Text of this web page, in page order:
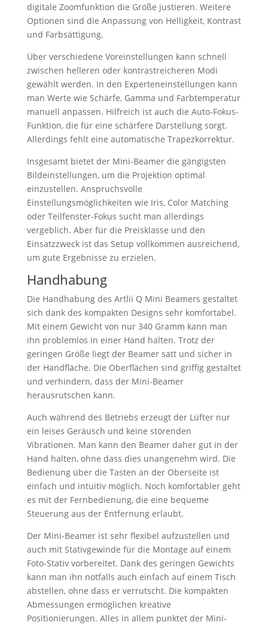
digitale Zoomfunktion die Größe justieren. Weitere
Optionen sind die Anpassung von Helligkeit, Kontrast
und Farbsättigung.
Über verschiedene Voreinstellungen kann schnell
zwischen helleren oder kontrastreicheren Modi
gewählt werden. In den Experteneinstellungen kann
man Werte wie Schärfe, Gamma und Farbtemperatur
manuell anpassen. Hilfreich ist auch die Auto-Fokus-
Funktion, die für eine schärfere Darstellung sorgt.
Allerdings fehlt eine automatische Trapezkorrektur.
Insgesamt bietet der Mini-Beamer die gängigsten
Bildeinstellungen, um die Projektion optimal
einzustellen. Anspruchsvolle
Einstellungsmöglichkeiten wie Iris, Color Matching
oder Teilfenster-Fokus sucht man allerdings
vergeblich. Aber für die Preisklasse und den
Einsatzzweck ist das Setup vollkommen ausreichend,
um gute Ergebnisse zu erzielen.
Handhabung
Die Handhabung des Artlii Q Mini Beamers gestaltet
sich dank des kompakten Designs sehr komfortabel.
Mit einem Gewicht von nur 340 Gramm kann man
ihn problemlos in einer Hand halten. Trotz der
geringen Größe liegt der Beamer satt und sicher in
der Handfläche. Die Oberflächen sind griffig gestaltet
und verhindern, dass der Mini-Beamer
herausrutschen kann.
Auch während des Betriebs erzeugt der Lüfter nur
ein leises Geräusch und keine störenden
Vibrationen. Man kann den Beamer daher gut in der
Hand halten, ohne dass dies unangenehm wird. Die
Bedienung über die Tasten an der Oberseite ist
einfach und intuitiv möglich. Noch komfortabler geht
es mit der Fernbedienung, die eine bequeme
Steuerung aus der Entfernung erlaubt.
Der Mini-Beamer ist sehr flexibel aufzustellen und
auch mit Stativgewinde für die Montage auf einem
Foto-Stativ vorbereitet. Dank des geringen Gewichts
kann man ihn notfalls auch einfach auf einem Tisch
abstellen, ohne dass er verrutscht. Die kompakten
Abmessungen ermöglichen kreative
Positionierungen. Alles in allem punktet der Mini-